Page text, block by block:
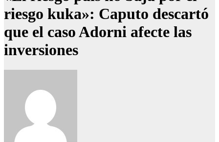
riesgo kuka»: Caputo descartó
que el caso Adorni afecte las
inversiones